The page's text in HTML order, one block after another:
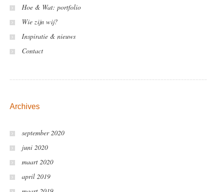
Hoe & Wat: portfolio
Wie zijn wij?
Inspiratie & nieuws
Contact
Archives
september 2020
juni 2020
maart 2020
april 2019